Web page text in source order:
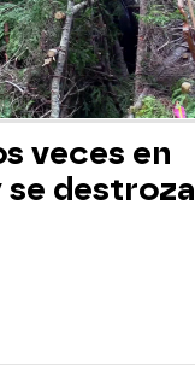
veces en
se destroza